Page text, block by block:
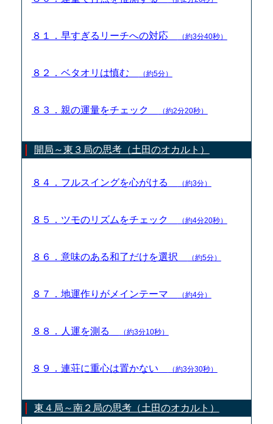
８１．早すぎるリーチへの対応 （約3分40秒）
８２．ベタオリは慎む （約5分）
８３．親の運量をチェック （約2分20秒）
開局～東３局の思考（土田のオカルト）
８４．フルスイングを心がける （約3分）
８５．ツモのリズムをチェック （約4分20秒）
８６．意味のある和了だけを選択 （約5分）
８７．地運作りがメインテーマ （約4分）
８８．人運を測る （約3分10秒）
８９．連荘に重心は置かない （約3分30秒）
東４局～南２局の思考（土田のオカルト）